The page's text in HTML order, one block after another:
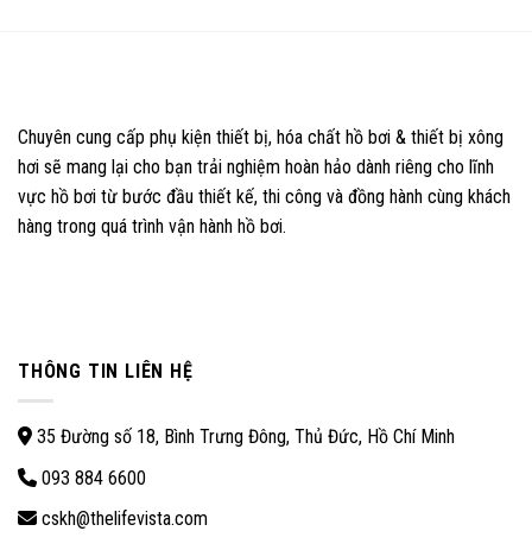
Chuyên cung cấp phụ kiện thiết bị, hóa chất hồ bơi & thiết bị xông
hơi sẽ mang lại cho bạn trải nghiệm hoàn hảo dành riêng cho lĩnh
vực hồ bơi từ bước đầu thiết kế, thi công và đồng hành cùng khách
hàng trong quá trình vận hành hồ bơi.
THÔNG TIN LIÊN HỆ
35 Đường số 18, Bình Trưng Đông, Thủ Đức, Hồ Chí Minh
093 884 6600
cskh@thelifevista.com